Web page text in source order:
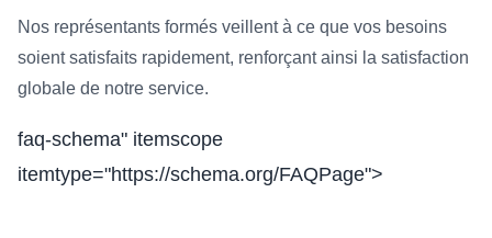
Nos représentants formés veillent à ce que vos besoins
soient satisfaits rapidement, renforçant ainsi la satisfaction
globale de notre service.
faq-schema" itemscope
itemtype="https://schema.org/FAQPage">